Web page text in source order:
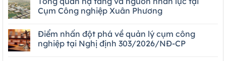
Cụm Công nghiệp Xuân Phương
Điểm nhấn đột phá về quản lý cụm công
nghiệp tại Nghị định 303/2026/NĐ-CP